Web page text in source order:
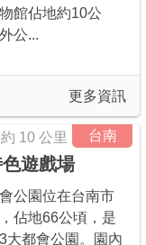
館佔地約10公
公...
更多資訊
台南
遊戲場
約 10 公里
公園位在台南市
佔地66公頃，是
大都會公園。園內